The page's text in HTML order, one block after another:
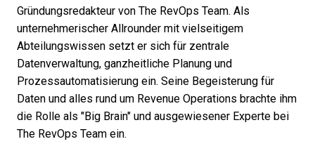
Gründungsredakteur von The RevOps Team. Als
unternehmerischer Allrounder mit vielseitigem
Abteilungswissen setzt er sich für zentrale
Datenverwaltung, ganzheitliche Planung und
Prozessautomatisierung ein. Seine Begeisterung für
Daten und alles rund um Revenue Operations brachte ihm
die Rolle als "Big Brain" und ausgewiesener Experte bei
The RevOps Team ein.